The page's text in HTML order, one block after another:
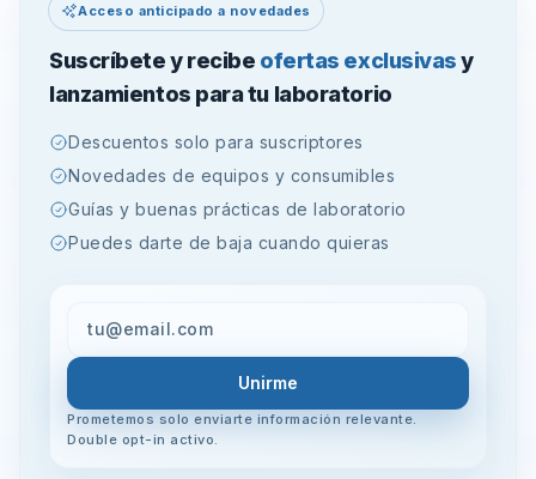
Acceso anticipado a novedades
Suscríbete y recibe ofertas exclusivasy
lanzamientos para tu laboratorio
Descuentos solo para suscriptores
Novedades de equipos y consumibles
Guías y buenas prácticas de laboratorio
Puedes darte de baja cuando quieras
Unirme
Prometemos solo enviarte información relevante.
Double opt-in activo.